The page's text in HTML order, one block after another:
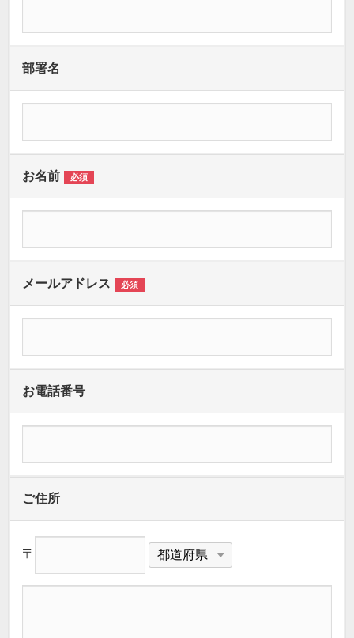
部署名
お名前 必須
メールアドレス 必須
お電話番号
ご住所
〒